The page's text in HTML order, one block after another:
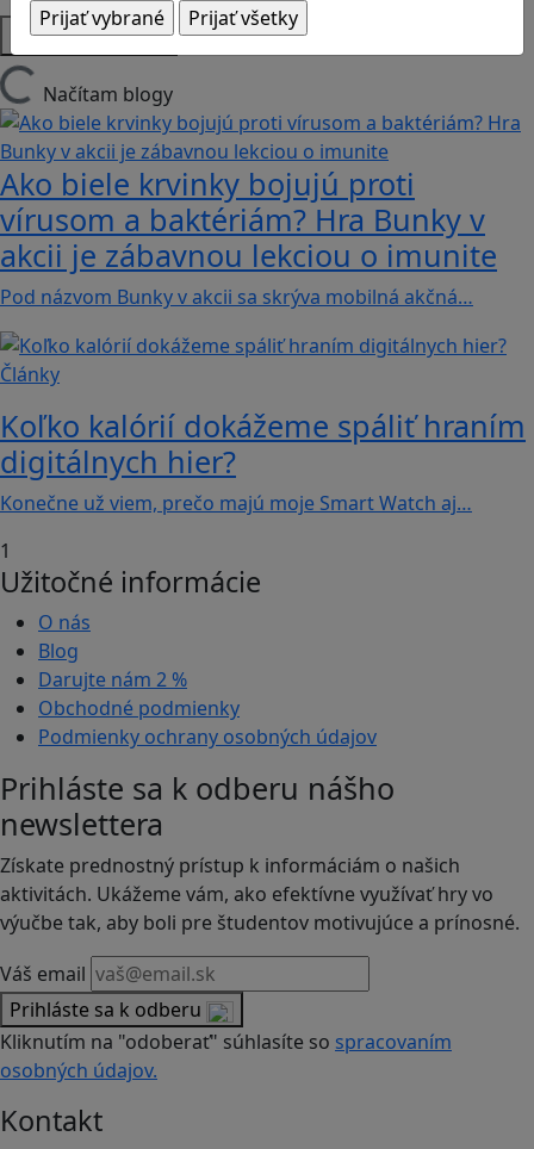
Platformy
Načítam blogy
Ako biele krvinky bojujú proti
vírusom a baktériám? Hra Bunky v
akcii je zábavnou lekciou o imunite
Pod názvom Bunky v akcii sa skrýva mobilná akčná…
Články
Koľko kalórií dokážeme spáliť hraním
digitálnych hier?
Konečne už viem, prečo majú moje Smart Watch aj…
1
Užitočné informácie
O nás
Blog
Darujte nám 2 %
Obchodné podmienky
Podmienky ochrany osobných údajov
Prihláste sa k odberu nášho
newslettera
Získate prednostný prístup k informáciám o našich
aktivitách. Ukážeme vám, ako efektívne využívať hry vo
výučbe tak, aby boli pre študentov motivujúce a prínosné.
Váš email
Prihláste sa k odberu
Kliknutím na "odoberať" súhlasíte so spracovaním
osobných údajov.
Kontakt